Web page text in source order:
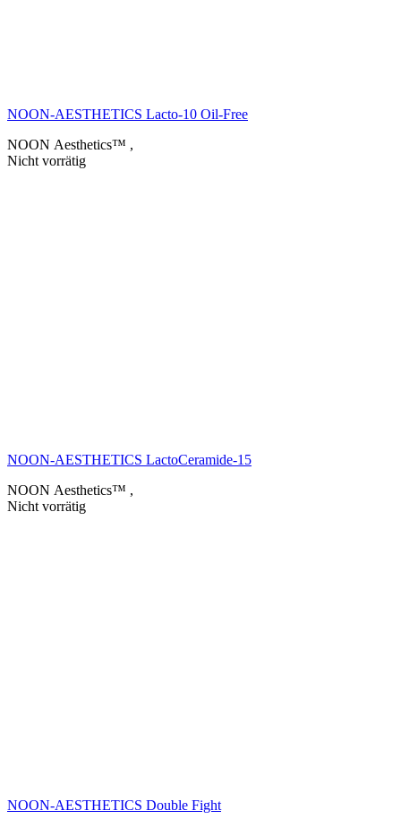
NOON-AESTHETICS Lacto-10 Oil-Free
NOON Aesthetics™ ,
Nicht vorrätig
NOON-AESTHETICS LactoCeramide-15
NOON Aesthetics™ ,
Nicht vorrätig
NOON-AESTHETICS Double Fight